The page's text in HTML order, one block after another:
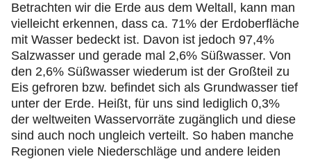
Betrachten wir die Erde aus dem Weltall, kann man
vielleicht erkennen, dass ca. 71% der Erdoberfläche
mit Wasser bedeckt ist. Davon ist jedoch 97,4%
Salzwasser und gerade mal 2,6% Süßwasser. Von
den 2,6% Süßwasser wiederum ist der Großteil zu
Eis gefroren bzw. befindet sich als Grundwasser tief
unter der Erde. Heißt, für uns sind lediglich 0,3%
der weltweiten Wasservorräte zugänglich und diese
sind auch noch ungleich verteilt. So haben manche
Regionen viele Niederschläge und andere leiden